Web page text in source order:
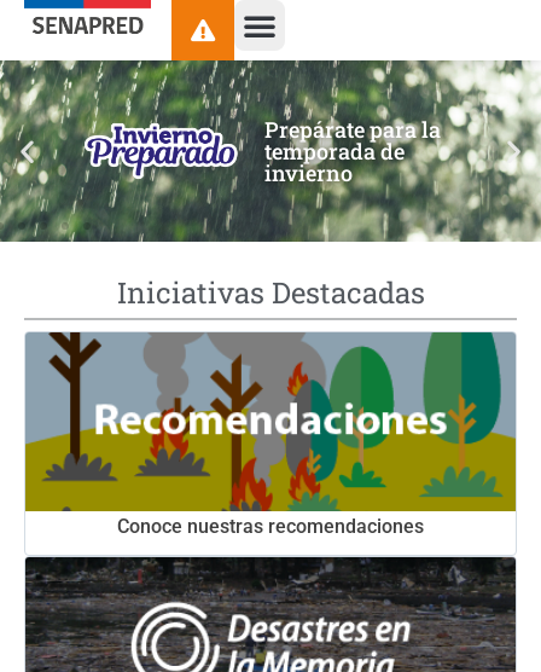
contenido
Prepárate para la
temporada de
invierno
Iniciativas Destacadas
Conoce nuestras recomendaciones